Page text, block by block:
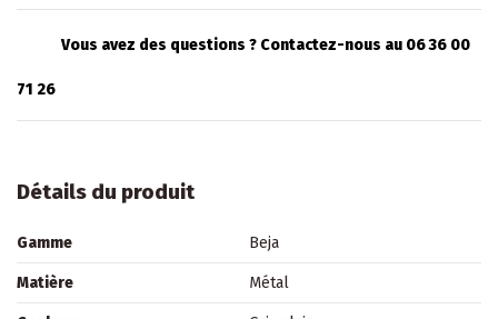
Vous avez des questions ? Contactez-nous au 06 36 00
71 26
Détails du produit
Gamme Beja
Matière Métal